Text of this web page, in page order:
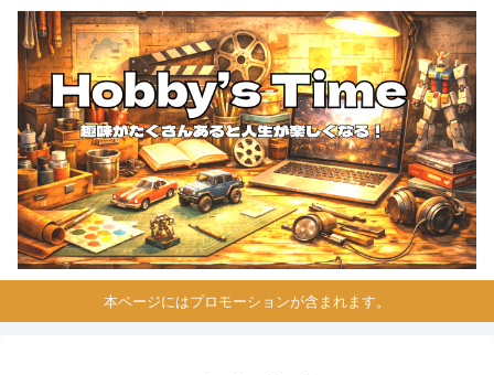
本ページにはプロモーションが含まれます。